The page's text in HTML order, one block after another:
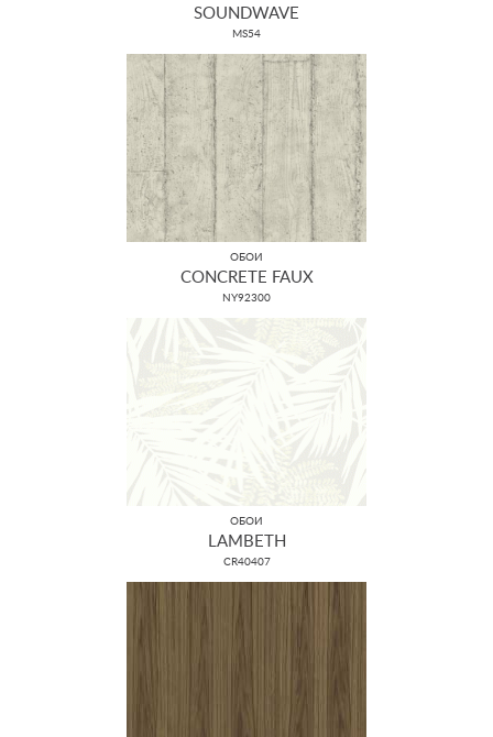
SOUNDWAVE
MS54
ОБОИ
CONCRETE FAUX
NY92300
ОБОИ
LAMBETH
CR40407